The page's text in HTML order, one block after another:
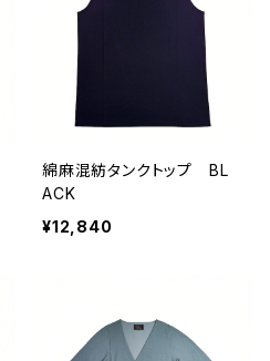
綿麻混紡タンクトップ BL
ACK
¥12,840